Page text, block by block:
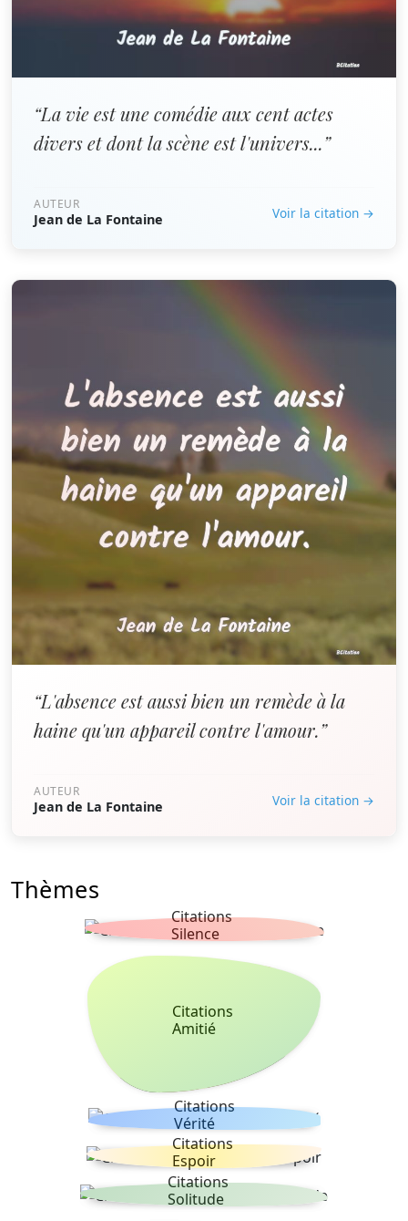
“La vie est une comédie aux cent actes
divers et dont la scène est l'univers...”
AUTEUR
Jean de La Fontaine Voir la citation →
“L'absence est aussi bien un remède à la
haine qu'un appareil contre l'amour.”
AUTEUR
Jean de La Fontaine Voir la citation →
Thèmes
Citations
Silence
Citations
Amitié
Citations
Vérité
Citations
Espoir
Citations
Solitude